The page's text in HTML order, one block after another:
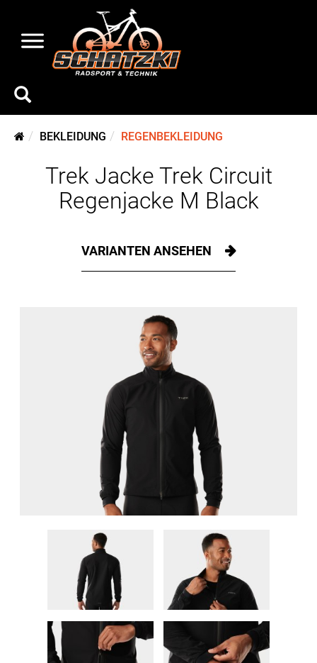
BEKLEIDUNG REGENBEKLEIDUNG
Trek Jacke Trek Circuit
Regenjacke M Black
VARIANTEN ANSEHEN